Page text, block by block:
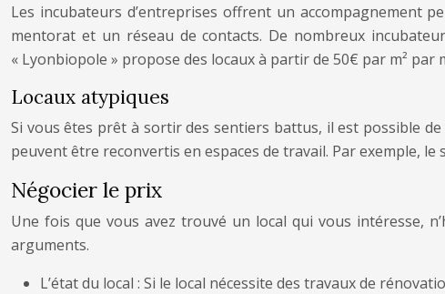
Les incubateurs d’entreprises offrent un accompagnement
mentorat et un réseau de contacts. De nombreux
« Lyonbiopole » propose des locaux à partir de 50€ par m²
Locaux atypiques
Si vous êtes prêt à sortir des sentiers battus, il est possible
peuvent être reconvertis en espaces de travail. Par exemple,
Négocier le prix
Une fois que vous avez trouvé un local qui vous intéresse,
arguments.
L’état du local : Si le local nécessite des travaux de